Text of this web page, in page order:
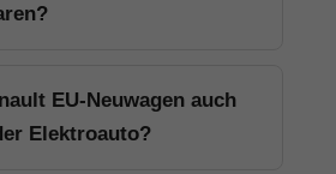
EU-Neuwagen auch
Elektroauto?